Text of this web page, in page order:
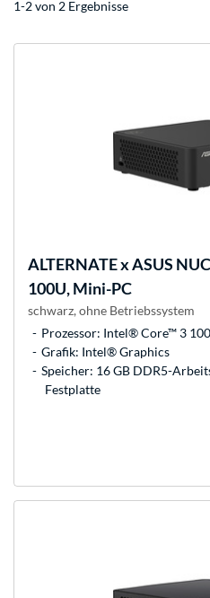
1-2 von 2 Ergebnisse
ALTERNATEx ASUS
100U, Mini-PC
schwarz, ohne Betriebssystem
Prozessor: Intel® Core™ 3
Grafik: Intel® Graphics
Speicher: 16 GB DDR5-
Festplatte